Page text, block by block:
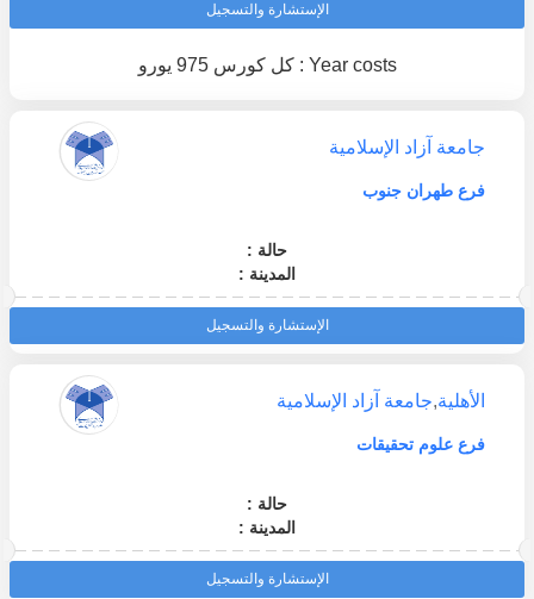
الإستشارة والتسجيل
Year costs : كل كورس 975 يورو
جامعة آزاد الإسلامية
فرع طهران جنوب
حالة :
المدينة :
الإستشارة والتسجيل
الأهلية,جامعة آزاد الإسلامية
فرع علوم تحقيقات
حالة :
المدينة :
الإستشارة والتسجيل